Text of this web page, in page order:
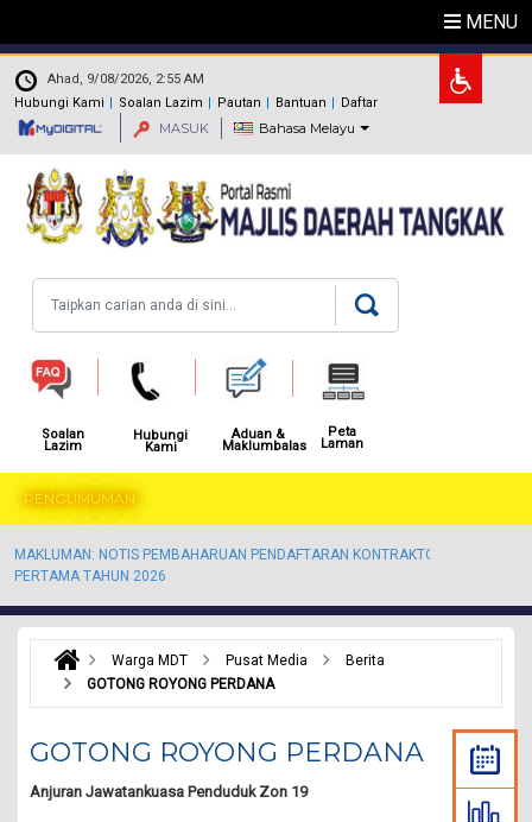
MENU
.
Ahad, 9/08/2026, 2:55 AM
Hubungi Kami
Soalan Lazim Pautan Bantuan Daftar
MASUK Bahasa Melayu
Soalan
Lazim
Hubungi
Kami
Aduan &
Maklumbalas
Peta
Laman
PENGUMUMAN
MAKLUMAN: NOTIS PEMBAHARUAN PENDAFTARAN KONTRAKTOR KALI
PERTAMA TAHUN 2026
Warga MDT Pusat Media
Berita
GOTONG ROYONG PERDANA
GOTONG ROYONG PERDANA
Anjuran Jawatankuasa Penduduk Zon 19